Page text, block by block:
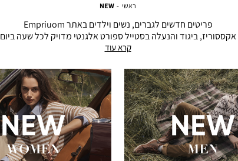
ראשי ראשי
NEW
NEW
פריטים חדשים לגברים, נשים וילדים באתר Empriuom
אקססוריז, ביגוד והנעלה בסטייל ספורט אלגנטי מדויק לכל שעה ביום
קרא עוד